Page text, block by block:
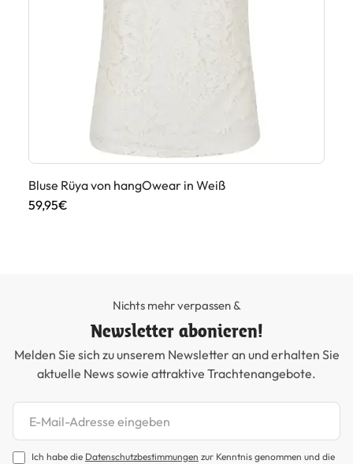
Bluse Rüya von hangOwear in Weiß
59,95€
Nichts mehr verpassen &
Newsletter abonieren!
Melden Sie sich zu unserem Newsletter an und erhalten Sie
aktuelle News sowie attraktive Trachtenangebote.
Newsletter abonnieren
Ich habe die Datenschutzbestimmungen zur Kenntnis genommen und die